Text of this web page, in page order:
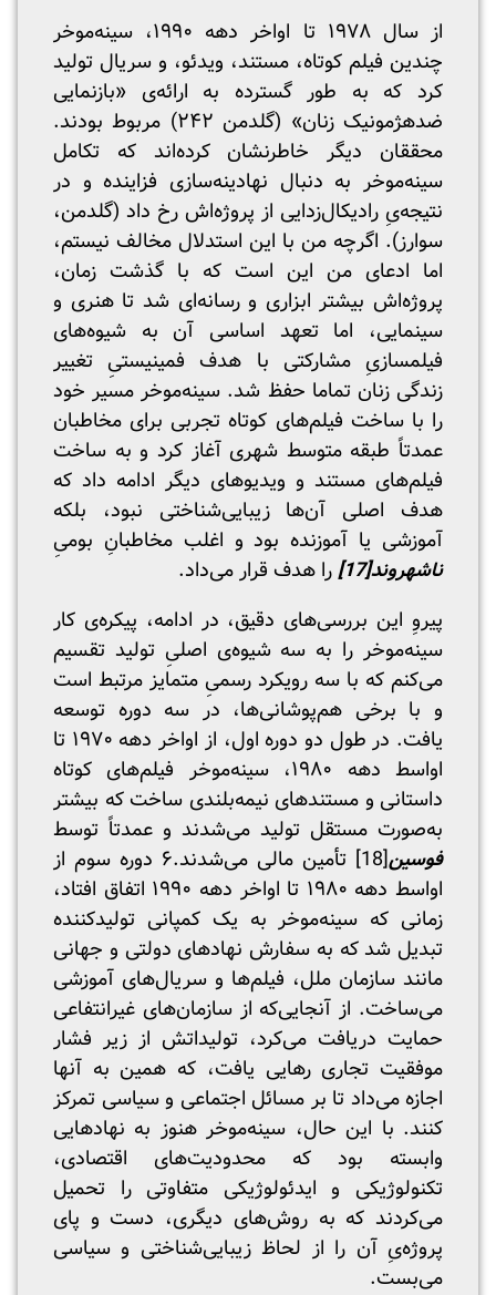
از سال ۱۹۷۸ تا اواخر دهه ۱۹۹۰، سینه‌موخر
چندین فیلم کوتاه، مستند، ویدئو، و سریال تولید
کرد که به طور گسترده به ارائه‌ی «بازنمایی
ضدهژمونیک زنان» (گلدمن ۲۴۲) مربوط بودند.
محققان دیگر خاطرنشان کرده‌اند که تکامل
سینه‌موخر به دنبال نهادینه‌سازی فزاینده و در
نتیجه‌یِ رادیکال‌زدایی از پروژه‌اش رخ داد (گلدمن،
سوارز). اگرچه من با این استدلال مخالف نیستم،
اما ادعای من این است که با گذشت زمان،
پروژه‌اش بیشتر ابزاری و رسانه‌ای شد تا هنری و
سینمایی، اما تعهد اساسی آن به شیوه‌های
فیلمسازیِ مشارکتی با هدف فمینیستیِ تغییر
زندگی زنان تماما حفظ شد. سینه‌موخر مسیر خود
را با ساخت فیلم‌های کوتاه تجربی برای مخاطبان
عمدتاً طبقه متوسط شهری آغاز کرد و به ساخت
فیلم‌های مستند و ویدیوهای دیگر ادامه داد که
هدف اصلی آن‌ها زیبایی‌شناختی نبود، بلکه
آموزشی یا آموزنده بود و اغلب مخاطبانِ بومیِ
ناشهروند[17]
را هدف قرار می‌داد.
پیروِ این بررسی‌های دقیق، در ادامه، پیکره‌ی کار
سینه‌موخر را به سه شیوه‌ی اصلیِ تولید تقسیم
می‌کنم که با سه رویکرد رسمیِ متمایز مرتبط است
و با برخی هم‌پوشانی‌ها، در سه دوره توسعه
یافت. در طول دو دوره اول، از اواخر دهه ۱۹۷۰ تا
اواسط دهه ۱۹۸۰، سینه‌موخر فیلم‌های کوتاه
داستانی و مستندهای نیمه‌بلندی ساخت که بیشتر
به‌صورت مستقل تولید می‌شدند و عمدتاً توسط
فوسین[18]
تأمین مالی می‌شدند.۶ دوره سوم از
اواسط دهه ۱۹۸۰ تا اواخر دهه ۱۹۹۰ اتفاق افتاد،
زمانی که سینه‌موخر به یک کمپانی تولیدکننده
تبدیل شد که به سفارش نهادهای دولتی و جهانی
مانند سازمان ملل، فیلم‌ها و سریال‌های آموزشی
می‌ساخت. از آنجایی‌که از سازمان‌های غیرانتفاعی
حمایت دریافت می‌کرد، تولیداتش از زیر فشار
موفقیت تجاری رهایی یافت، که همین به آنها
اجازه می‌داد تا بر مسائل اجتماعی و سیاسی تمرکز
کنند. با این حال، سینه‌موخر هنوز به نهادهایی
وابسته بود که محدودیت‌های اقتصادی،
تکنولوژیکی و ایدئولوژیکی متفاوتی را تحمیل
می‌کردند که به روش‌های دیگری، دست و پای
پروژه‌‌یِ آن را از لحاظ زیبایی‌شناختی و سیاسی
می‌بست.